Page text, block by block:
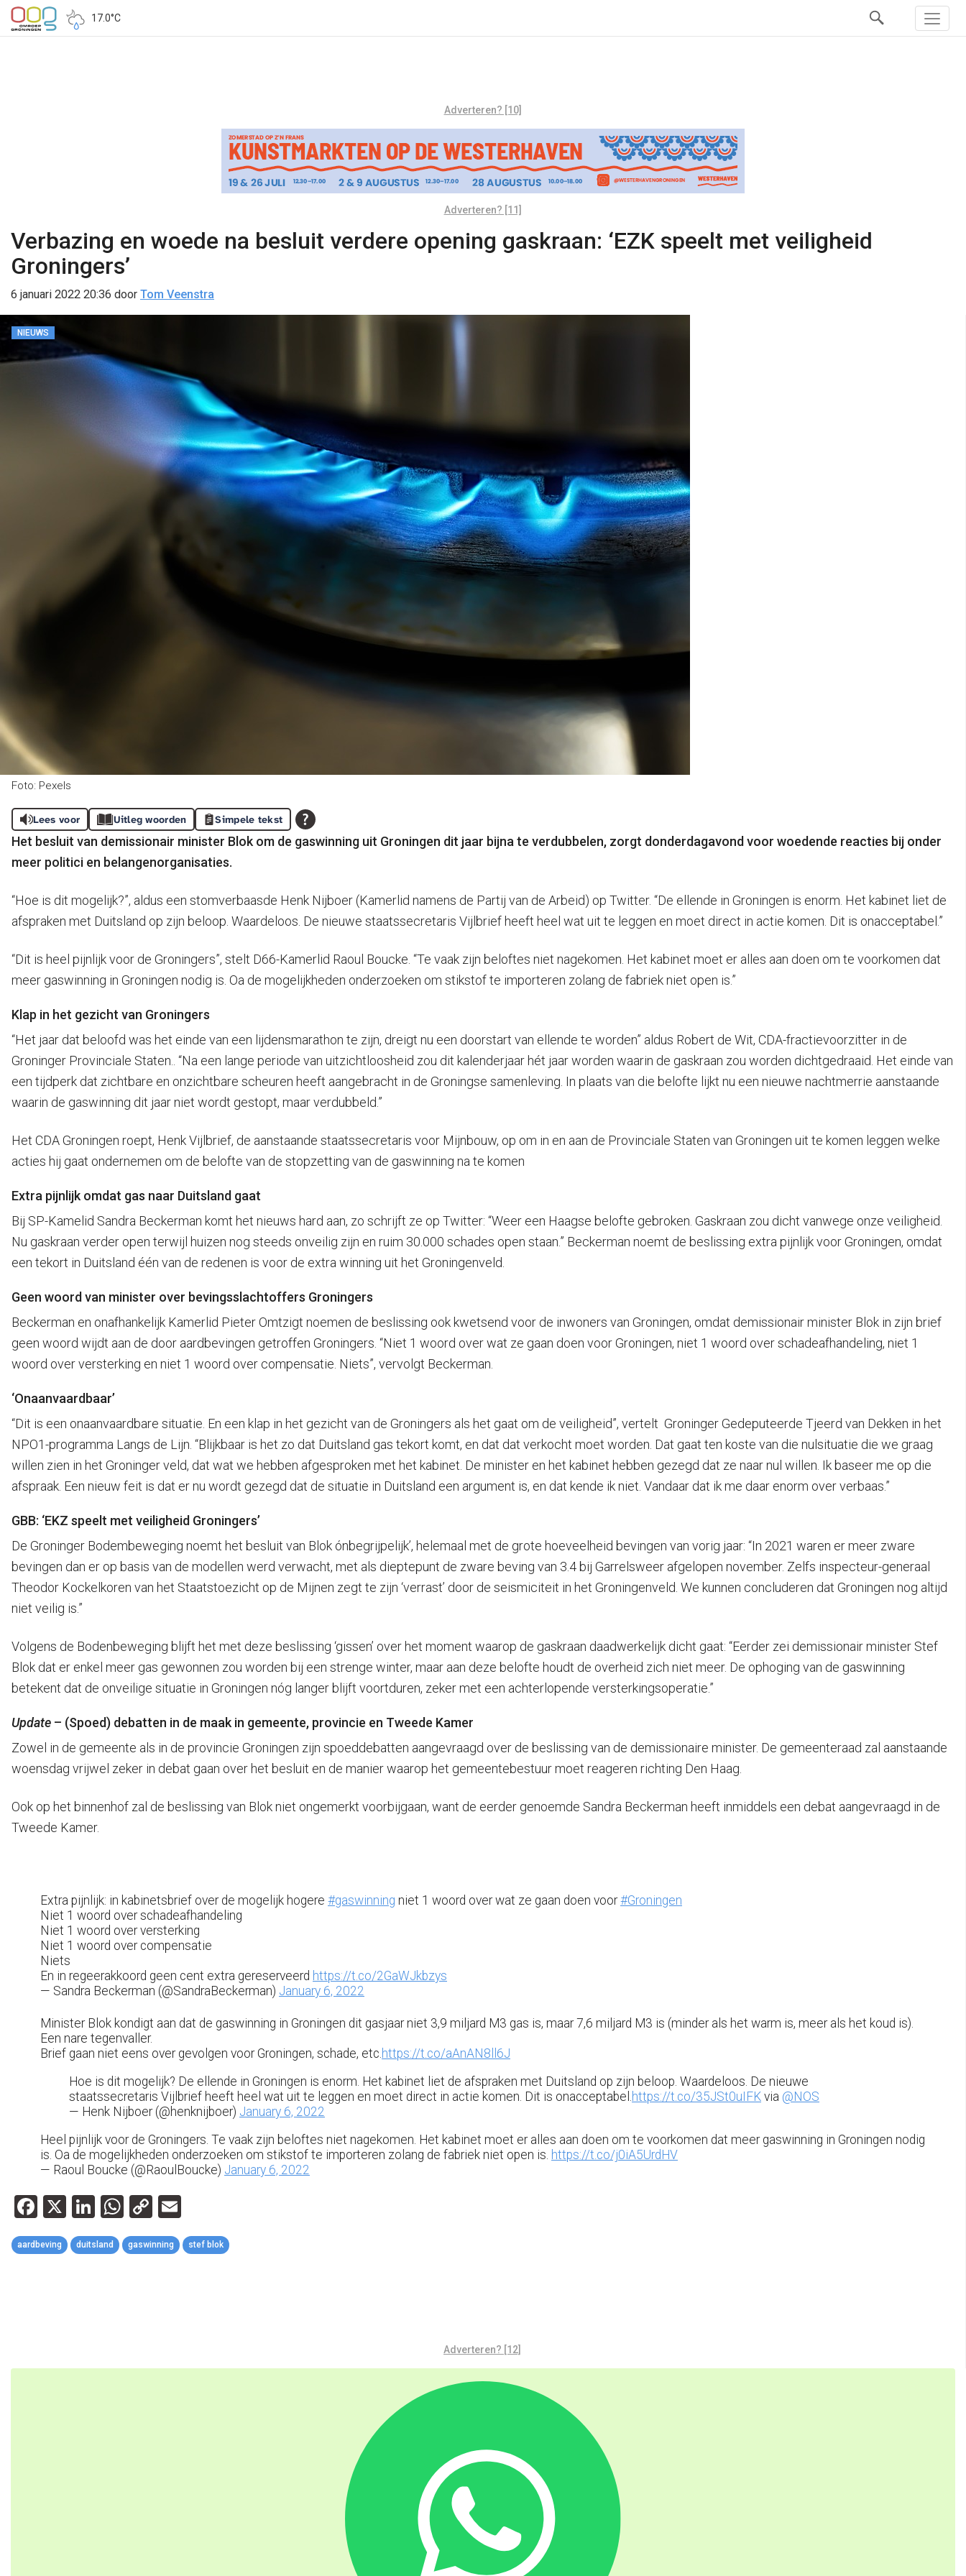
17.0°C
Adverteren? [10]
Adverteren? [11]
Verbazing en woede na besluit verdere opening gaskraan: ‘EZK speelt met veiligheid
Groningers’
6 januari 2022 20:36 door Tom Veenstra
NIEUWS
Foto: Pexels
Lees voor Uitleg woorden Simpele tekst
Het besluit van demissionair minister Blok om de gaswinning uit Groningen dit jaar bijna te verdubbelen, zorgt donderdagavond voor woedende reacties bij onder
meer politici en belangenorganisaties.
“Hoe is dit mogelijk?”, aldus een stomverbaasde Henk Nijboer (Kamerlid namens de Partij van de Arbeid) op Twitter. “De ellende in Groningen is enorm. Het kabinet liet de
afspraken met Duitsland op zijn beloop. Waardeloos. De nieuwe staatssecretaris Vijlbrief heeft heel wat uit te leggen en moet direct in actie komen. Dit is onacceptabel.”
“Dit is heel pijnlijk voor de Groningers”, stelt D66-Kamerlid Raoul Boucke. “Te vaak zijn beloftes niet nagekomen. Het kabinet moet er alles aan doen om te voorkomen dat
meer gaswinning in Groningen nodig is. Oa de mogelijkheden onderzoeken om stikstof te importeren zolang de fabriek niet open is.”
Klap in het gezicht van Groningers
“Het jaar dat beloofd was het einde van een lijdensmarathon te zijn, dreigt nu een doorstart van ellende te worden” aldus Robert de Wit, CDA-fractievoorzitter in de
Groninger Provinciale Staten.. “Na een lange periode van uitzichtloosheid zou dit kalenderjaar hét jaar worden waarin de gaskraan zou worden dichtgedraaid. Het einde van
een tijdperk dat zichtbare en onzichtbare scheuren heeft aangebracht in de Groningse samenleving. In plaats van die belofte lijkt nu een nieuwe nachtmerrie aanstaande
waarin de gaswinning dit jaar niet wordt gestopt, maar verdubbeld.”
Het CDA Groningen roept, Henk Vijlbrief, de aanstaande staatssecretaris voor Mijnbouw, op om in en aan de Provinciale Staten van Groningen uit te komen leggen welke
acties hij gaat ondernemen om de belofte van de stopzetting van de gaswinning na te komen
Extra pijnlijk omdat gas naar Duitsland gaat
Bij SP-Kamelid Sandra Beckerman komt het nieuws hard aan, zo schrijft ze op Twitter: “Weer een Haagse belofte gebroken. Gaskraan zou dicht vanwege onze veiligheid.
Nu gaskraan verder open terwijl huizen nog steeds onveilig zijn en ruim 30.000 schades open staan.” Beckerman noemt de beslissing extra pijnlijk voor Groningen, omdat
een tekort in Duitsland één van de redenen is voor de extra winning uit het Groningenveld.
Geen woord van minister over bevingsslachtoffers Groningers
Beckerman en onafhankelijk Kamerlid Pieter Omtzigt noemen de beslissing ook kwetsend voor de inwoners van Groningen, omdat demissionair minister Blok in zijn brief
geen woord wijdt aan de door aardbevingen getroffen Groningers. “Niet 1 woord over wat ze gaan doen voor Groningen, niet 1 woord over schadeafhandeling, niet 1
woord over versterking en niet 1 woord over compensatie. Niets”, vervolgt Beckerman.
‘Onaanvaardbaar’
“Dit is een onaanvaardbare situatie. En een klap in het gezicht van de Groningers als het gaat om de veiligheid”, vertelt Groninger Gedeputeerde Tjeerd van Dekken in het
NPO1-programma Langs de Lijn. “Blijkbaar is het zo dat Duitsland gas tekort komt, en dat dat verkocht moet worden. Dat gaat ten koste van die nulsituatie die we graag
willen zien in het Groninger veld, dat wat we hebben afgesproken met het kabinet. De minister en het kabinet hebben gezegd dat ze naar nul willen. Ik baseer me op die
afspraak. Een nieuw feit is dat er nu wordt gezegd dat de situatie in Duitsland een argument is, en dat kende ik niet. Vandaar dat ik me daar enorm over verbaas.”
GBB: ‘EKZ speelt met veiligheid Groningers’
De Groninger Bodembeweging noemt het besluit van Blok ónbegrijpelijk’, helemaal met de grote hoeveelheid bevingen van vorig jaar: “In 2021 waren er meer zware
bevingen dan er op basis van de modellen werd verwacht, met als dieptepunt de zware beving van 3.4 bij Garrelsweer afgelopen november. Zelfs inspecteur-generaal
Theodor Kockelkoren van het Staatstoezicht op de Mijnen zegt te zijn ‘verrast’ door de seismiciteit in het Groningenveld. We kunnen concluderen dat Groningen nog altijd
niet veilig is.”
Volgens de Bodenbeweging blijft het met deze beslissing ‘gissen’ over het moment waarop de gaskraan daadwerkelijk dicht gaat: “Eerder zei demissionair minister Stef
Blok dat er enkel meer gas gewonnen zou worden bij een strenge winter, maar aan deze belofte houdt de overheid zich niet meer. De ophoging van de gaswinning
betekent dat de onveilige situatie in Groningen nóg langer blijft voortduren, zeker met een achterlopende versterkingsoperatie.”
Update – (Spoed) debatten in de maak in gemeente, provincie en Tweede Kamer
Zowel in de gemeente als in de provincie Groningen zijn spoeddebatten aangevraagd over de beslissing van de demissionaire minister. De gemeenteraad zal aanstaande
woensdag vrijwel zeker in debat gaan over het besluit en de manier waarop het gemeentebestuur moet reageren richting Den Haag.
Ook op het binnenhof zal de beslissing van Blok niet ongemerkt voorbijgaan, want de eerder genoemde Sandra Beckerman heeft inmiddels een debat aangevraagd in de
Tweede Kamer.
Extra pijnlijk: in kabinetsbrief over de mogelijk hogere #gaswinning niet 1 woord over wat ze gaan doen voor#Groningen
Niet 1 woord over schadeafhandeling
Niet 1 woord over versterking
Niet 1 woord over compensatie
Niets
En in regeerakkoord geen cent extra gereserveerd https://t.co/2GaWJkbzys
— Sandra Beckerman (@SandraBeckerman) January 6, 2022
Minister Blok kondigt aan dat de gaswinning in Groningen dit gasjaar niet 3,9 miljard M3 gas is, maar 7,6 miljard M3 is (minder als het warm is, meer als het koud is).
Een nare tegenvaller.
Brief gaan niet eens over gevolgen voor Groningen, schade, etc.https://t.co/aAnAN8ll6J
Hoe is dit mogelijk? De ellende in Groningen is enorm. Het kabinet liet de afspraken met Duitsland op zijn beloop. Waardeloos. De nieuwe
staatssecretaris Vijlbrief heeft heel wat uit te leggen en moet direct in actie komen. Dit is onacceptabel.https://t.co/35JSt0uIFK via @NOS
— Henk Nijboer (@henknijboer) January 6, 2022
Heel pijnlijk voor de Groningers. Te vaak zijn beloftes niet nagekomen. Het kabinet moet er alles aan doen om te voorkomen dat meer gaswinning in Groningen nodig
is. Oa de mogelijkheden onderzoeken om stikstof te importeren zolang de fabriek niet open is. https://t.co/j0iA5UrdHV
— Raoul Boucke (@RaoulBoucke) January 6, 2022
Facebook
X LinkedIn
WhatsApp
Copy
Link
aardbeving duitsland gaswinning stef blok
Adverteren? [12]